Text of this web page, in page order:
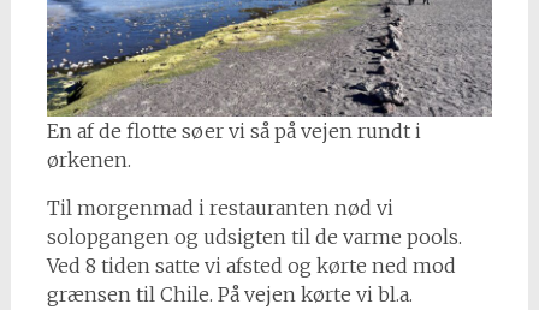
En af de flotte søer vi så på vejen rundt i
ørkenen.
Til morgenmad i restauranten nød vi
solopgangen og udsigten til de varme pools.
Ved 8 tiden satte vi afsted og kørte ned mod
grænsen til Chile. På vejen kørte vi bl.a.